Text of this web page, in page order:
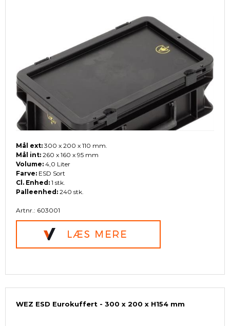
Mål ext: 300 x 200 x 110 mm.
Mål int: 260 x 160 x 95 mm
Volume: 4,0 Liter
Farve: ESD Sort
Cl. Enhed: 1 stk.
Palleenhed: 240 stk.
Artnr.: 603001
WEZ ESD Eurokuffert - 300 x 200 x H154 mm